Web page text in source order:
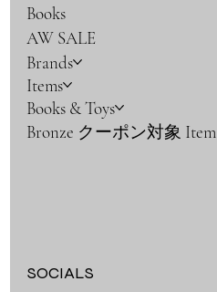
Books
AW SALE
Brands
Items
Books & Toys
Bronze クーポン対象 Item
SOCIALS